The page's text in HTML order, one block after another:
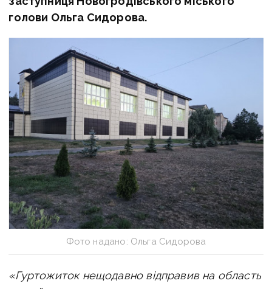
голови Ольга Сидорова.
Фото надано: Ольга Сидорова
«Гуртожиток нещодавно відправив на область